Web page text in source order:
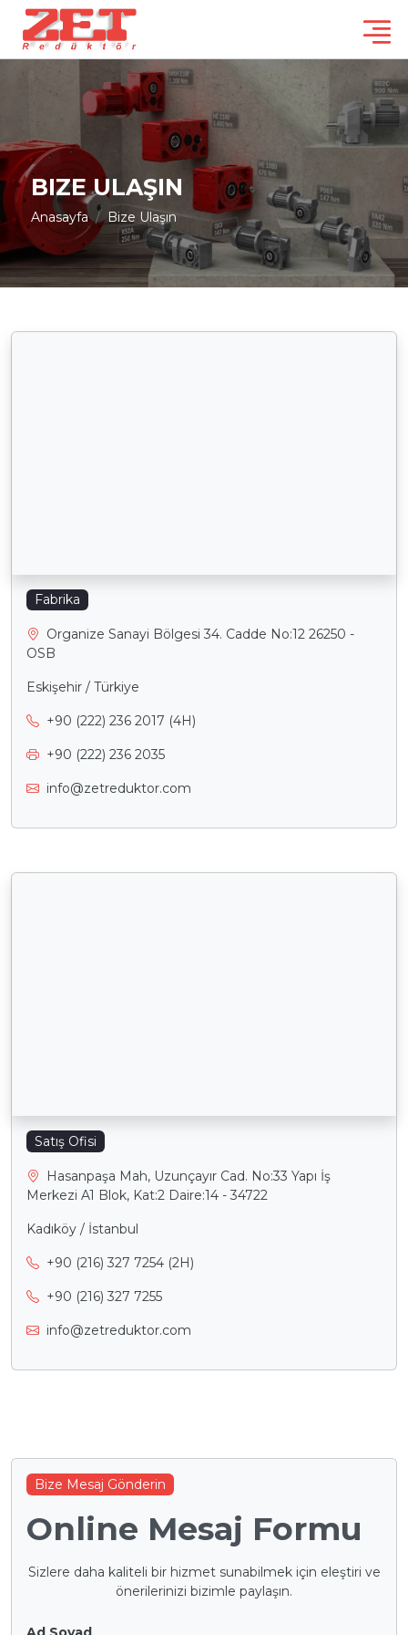
BIZE ULAŞIN
Anasayfa Bize Ulaşın
Fabrika
Organize Sanayi Bölgesi 34. Cadde No:12 26250 -
OSB
Eskişehir / Türkiye
+90 (222) 236 2017 (4H)
+90 (222) 236 2035
info@zetreduktor.com
Satış Ofisi
Hasanpaşa Mah, Uzunçayır Cad. No:33 Yapı İş
Merkezi A1 Blok, Kat:2 Daire:14 - 34722
Kadıköy / İstanbul
+90 (216) 327 7254 (2H)
+90 (216) 327 7255
info@zetreduktor.com
Bize Mesaj Gönderin
Online Mesaj Formu
Sizlere daha kaliteli bir hizmet sunabilmek için eleştiri ve
önerilerinizi bizimle paylaşın.